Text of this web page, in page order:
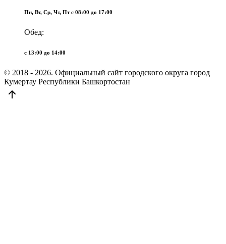
Пн, Вт, Ср, Чт, Пт c 08:00 до 17:00
Обед:
c 13:00 до 14:00
© 2018 - 2026. Официальный сайт городского округа город
Кумертау Республики Башкортостан